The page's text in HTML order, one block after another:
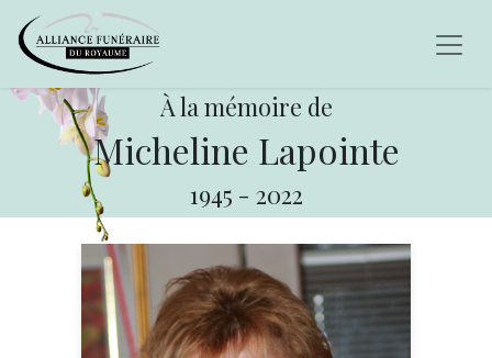
À la mémoire de
Micheline Lapointe
1945 - 2022